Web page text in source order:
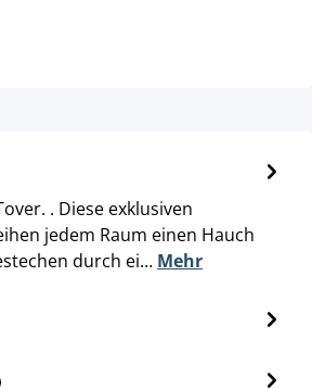
. Diese exklusiven
jedem Raum einen Hauch
durch ei… Mehr